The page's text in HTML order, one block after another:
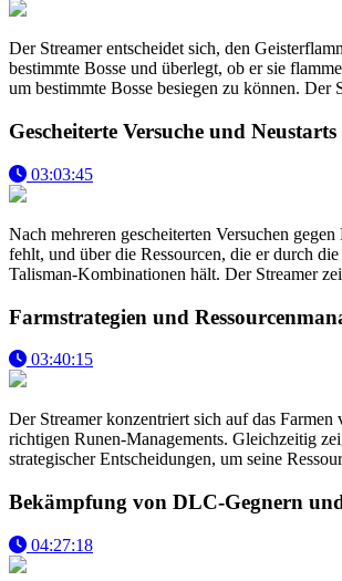
Der Streamer entscheidet sich, den
bestimmte Bosse und überlegt, ob er sie
um bestimmte Bosse besiegen zu können.
Gescheiterte Versuche und Neustarts
03:03:45
Nach mehreren gescheiterten Versuchen
fehlt, und über die Ressourcen, die er durch
Talisman-Kombinationen hält. Der Streamer
Farmstrategien und
03:40:15
Der Streamer konzentriert sich auf das
richtigen Runen-Managements. Gleichzeitig
strategischer Entscheidungen, um seine
Bekämpfung von DLC-Gegnern
04:27:18